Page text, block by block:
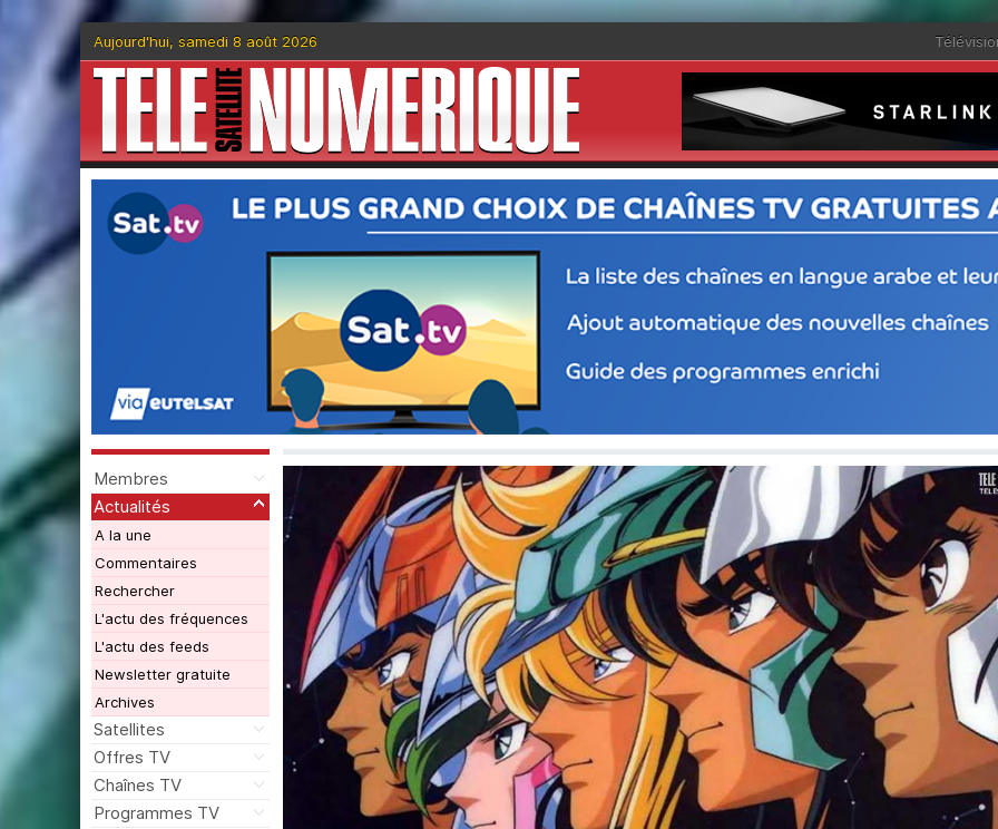
Aujourd'hui, samedi 8 août 2026
Membres
Actualités
A la une
Commentaires
Rechercher
L'actu des fréquences
L'actu des feeds
Newsletter gratuite
Archives
Satellites
Offres TV
Chaînes TV
Programmes TV